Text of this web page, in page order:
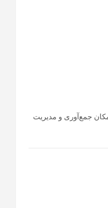
جمع‌آوری و مدیریت